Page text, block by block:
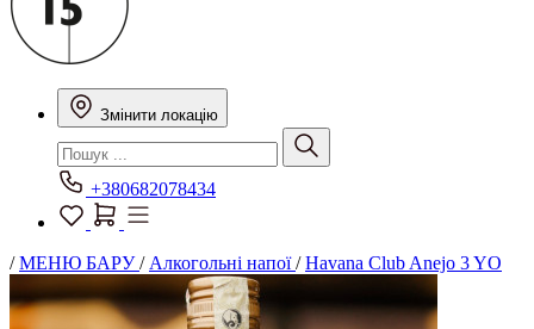
Змінити локацію
+380682078434
/МЕНЮ БАРУ/ Алкогольні напої/Havana Club Anejo 3 YO